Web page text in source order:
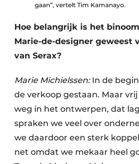
gaan”, vertelt Tim Kamanayo.
Hoe belangrijk is het
Marie-de-designer geweest
van Serax?
Marie Michielssen: In de
de verkoop gestaan. Maar
weg in het ontwerpen, dat
spraken we veel over
we daardoor een sterk
net omdat we mekaar heel